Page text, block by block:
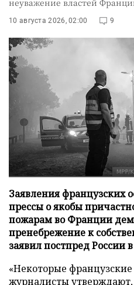
10 августа 2026, 02:00 9
Заявления французских
прессы о якобы
пожарам во Франции
пренебрежение к
заявил постпред России
«Некоторые
журналисты